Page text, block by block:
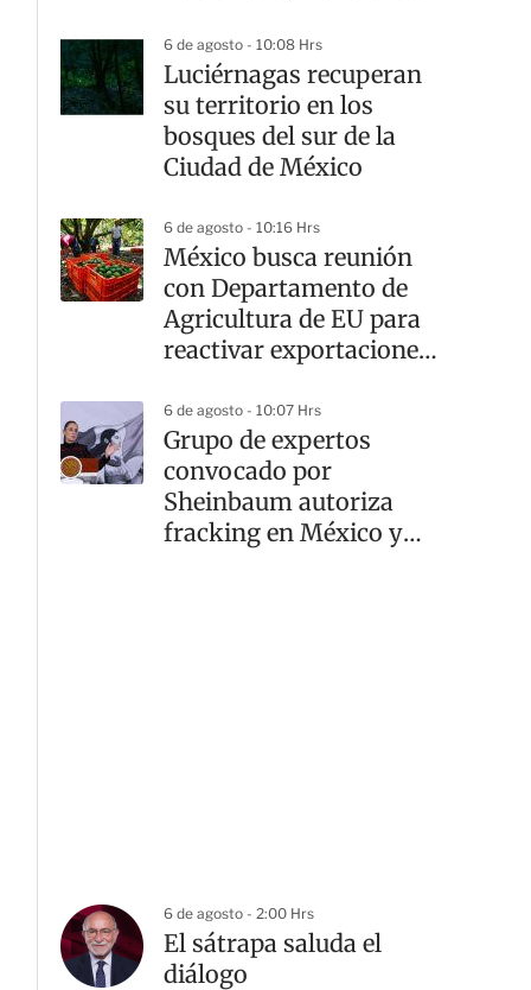
6 de agosto - 10:08 Hrs
Luciérnagas recuperan
su territorio en los
bosques del sur de la
Ciudad de México
6 de agosto - 10:16 Hrs
México busca reunión
con Departamento de
Agricultura de EU para
reactivar exportaciones
6 de agosto - 10:07 Hrs
Grupo de expertos
convocado por
Sheinbaum autoriza
fracking en México y
6 de agosto - 2:00 Hrs
El sátrapa saluda el
diálogo